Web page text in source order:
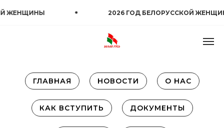
ЖЕНЩИНЫ 2026 ГОД БЕЛОРУССКОЙ
ГЛАВНАЯ НОВОСТИ О НАС
КАК ВСТУПИТЬ ДОКУМЕНТЫ